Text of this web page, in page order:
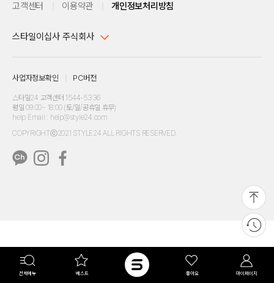
고객센터 이용약관 개인정보처리방침
스타일이십사 주식회사
주소 : 서울시 강남구 논현로 633, 6층 (논현동, 한세엠케이빌딩)
사업자등록번호 : 116-81-32499
통신판매업신고번호 : 제 2024-서울강남-04239
개인정보보호책임자 : 배기영
고객센터 1544-5336(평일 09:00~ 18:00 토/일/공휴일 휴무)
사업자정보확인 PC버전
스타일24 고객센터 1544-5336
평일 09:00~ 18:00 (토/일/공휴일 휴무)
help Email : help@style24.com
COPYRIGHTⓒ2021 STYLE24 ALL RIGHTS RESERVED.